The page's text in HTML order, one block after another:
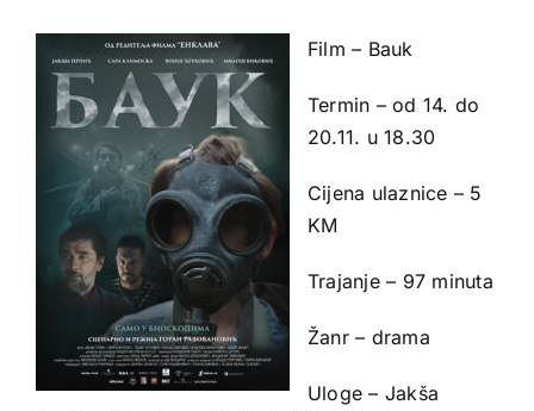
Film – Bauk
Termin – od 14. do
20.11. u 18.30
Cijena ulaznice – 5
KM
Trajanje – 97 minuta
Žanr – drama
Uloge – Jakša